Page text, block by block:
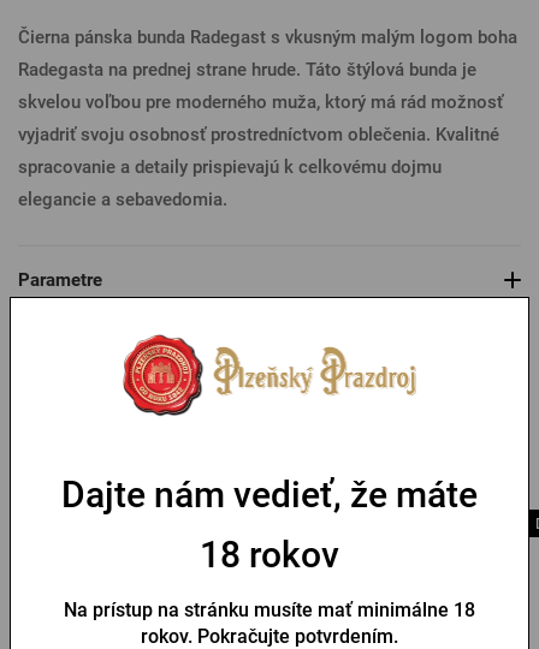
Čierna pánska bunda Radegast s vkusným malým logom boha
Radegasta na prednej strane hrude. Táto štýlová bunda je
skvelou voľbou pre moderného muža, ktorý má rád možnosť
vyjadriť svoju osobnosť prostredníctvom oblečenia. Kvalitné
spracovanie a detaily prispievajú k celkovému dojmu
elegancie a sebavedomia.
Parametre
Tabuľka veľkostí
Dajte nám vedieť, že máte
18 rokov
Na prístup na stránku musíte mať minimálne 18
rokov. Pokračujte potvrdením.